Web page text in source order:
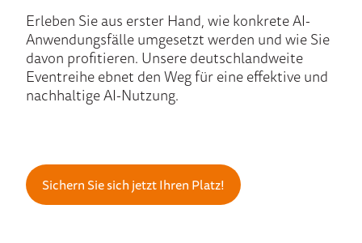
Erleben Sie aus erster Hand, wie konkrete AI-
Anwendungsfälle umgesetzt werden und wie Sie
davon profitieren. Unsere deutschlandweite
Eventreihe ebnet den Weg für eine effektive und
nachhaltige AI-Nutzung.
Sichern Sie sich jetzt Ihren Platz!